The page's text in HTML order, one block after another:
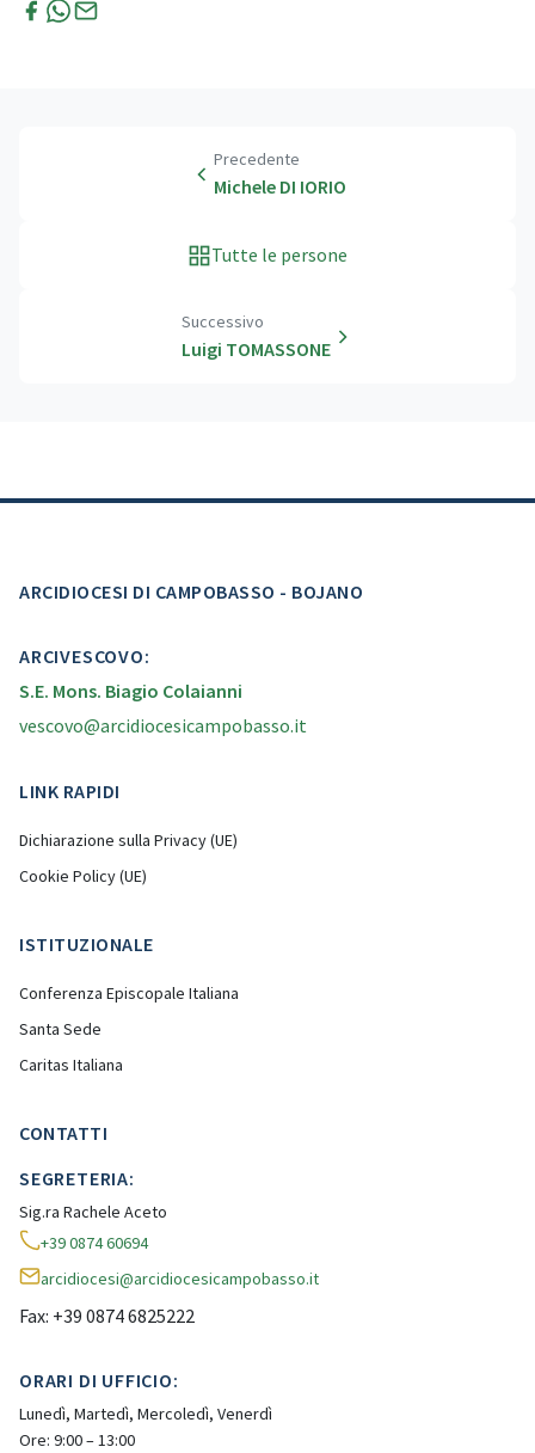
Precedente
Michele DI IORIO
Tutte le persone
Successivo
Luigi TOMASSONE
ARCIDIOCESI DI CAMPOBASSO - BOJANO
ARCIVESCOVO:
S.E. Mons. Biagio Colaianni
vescovo@arcidiocesicampobasso.it
LINK RAPIDI
Dichiarazione sulla Privacy (UE)
Cookie Policy (UE)
ISTITUZIONALE
Conferenza Episcopale Italiana
Santa Sede
Caritas Italiana
CONTATTI
SEGRETERIA:
Sig.ra Rachele Aceto
+39 0874 60694
arcidiocesi@arcidiocesicampobasso.it
Fax: +39 0874 6825222
ORARI DI UFFICIO:
Lunedì, Martedì, Mercoledì, Venerdì
Ore: 9:00 – 13:00